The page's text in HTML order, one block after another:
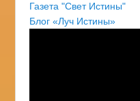
Газета "Свет Истины"
Блог «Луч Истины»